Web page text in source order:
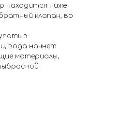
находится ниже
клапан, во
в
вода начнет
материалы,